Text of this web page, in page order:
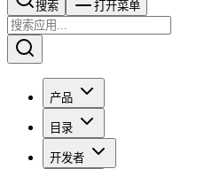
搜索​​​​ 打开菜单
产品
目录
开发者